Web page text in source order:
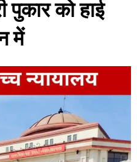
पुकार को हाई
में